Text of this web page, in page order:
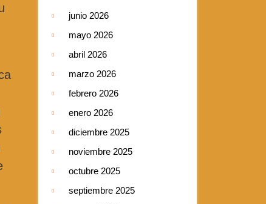
junio 2026
mayo 2026
abril 2026
marzo 2026
febrero 2026
enero 2026
diciembre 2025
noviembre 2025
octubre 2025
septiembre 2025